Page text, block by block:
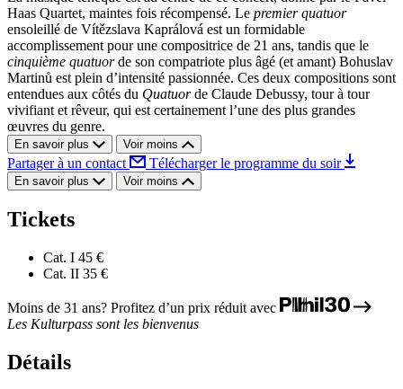
Haas Quartet, maintes fois récompensé. Le premier quatuor
ensoleillé de Vítězslava Kaprálová est un formidable
accomplissement pour une compositrice de 21 ans, tandis que le
cinquième quatuorde son compatriote plus âgé (et amant) Bohuslav
Martinů est plein d’intensité passionnée. Ces deux compositions sont
entendues aux côtés du Quatuorde Claude Debussy, tour à tour
vivifiant et rêveur, qui est certainement l’une des plus grandes
œuvres du genre.
En savoir plus Voir moins
Partager à un contact Télécharger le programme du soir
En savoir plus Voir moins
Tickets
Cat. I 45 €
Cat. II 35 €
Moins de 31 ans? Profitez d’un prix réduit avec
Les Kulturpass sont les bienvenus
Détails